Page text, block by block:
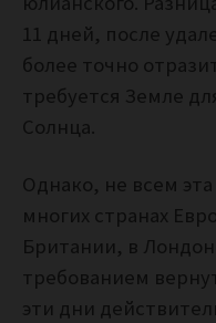
11 дней, после
более точно
требуется Земле
Солнца.
Однако, не всем
многих странах
Британии, в
требованием
эти дни